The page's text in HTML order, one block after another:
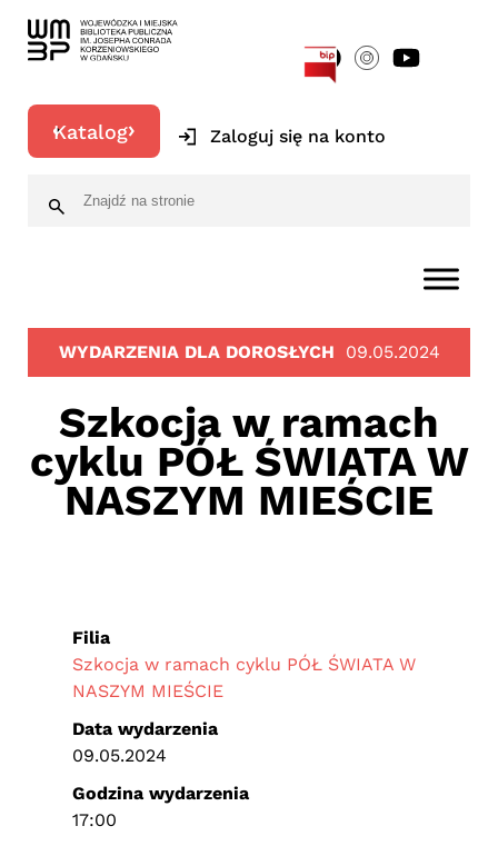
Katalog Zaloguj się na konto
WYDARZENIA DLA DOROSŁYCH 09.05.2024
Szkocja w ramach
cyklu PÓŁ ŚWIATA W
NASZYM MIEŚCIE
Filia
Szkocja w ramach cyklu PÓŁ ŚWIATA W
NASZYM MIEŚCIE
Data wydarzenia
09.05.2024
Godzina wydarzenia
17:00